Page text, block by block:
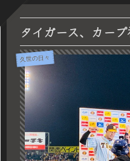
タイガース、カー
久世の日々